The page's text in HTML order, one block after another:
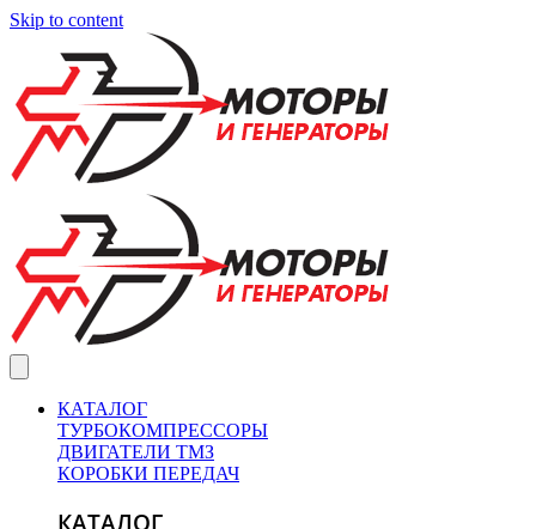
Skip to content
КАТАЛОГ
ТУРБОКОМПРЕССОРЫ
ДВИГАТЕЛИ ТМЗ
КОРОБКИ ПЕРЕДАЧ
КАТАЛОГ